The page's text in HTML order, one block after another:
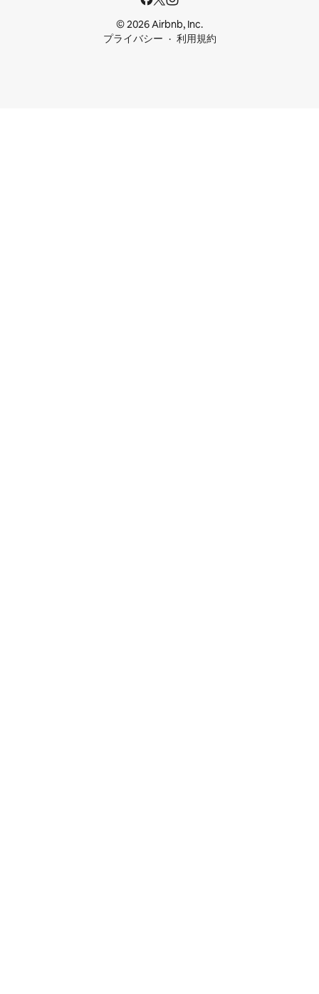
© 2026 Airbnb, Inc.
プライバシー
利用規約